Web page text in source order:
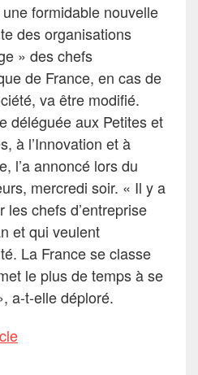
formidable nouvelle
des organisations
» des chefs
de France, en cas de
va être modifié.
déléguée aux Petites et
à l’Innovation et à
l’a annoncé lors du
mercredi soir. « Il y a
chefs d’entreprise
et qui veulent
La France se classe
le plus de temps à se
a-t-elle déploré.